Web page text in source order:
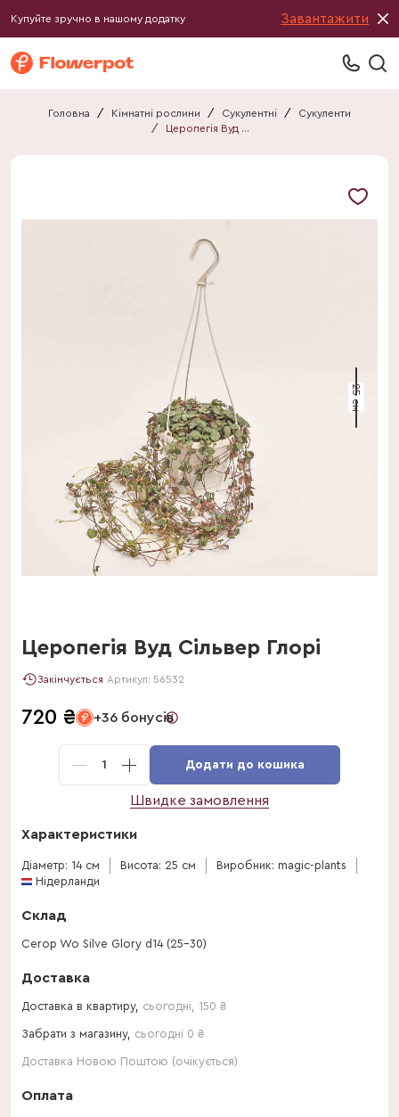
Купуйте зручно в нашому додатку Завантажити
Головна / Кімнатні рослини / Сукулентні /
Сукуленти
/
Церопегія Вуд Сільвер Глорі
25 см
Церопегія Вуд Сільвер Глорі
Закінчується Артикул: 56532
720 ₴ +36 бонусів
1 Додати до кошика
Швидке замовлення
Характеристики
Діаметр: 14 см Висота: 25 см
Виробник: magic-plants
Нідерланди
Склад
Cerop Wo Silve Glory d14 (25-30)
Доставка
Доставка в квартиру, сьогодні 150 ₴
Забрати з магазину, сьогодні 0 ₴
Доставка Новою Поштою (очікується)
Оплата